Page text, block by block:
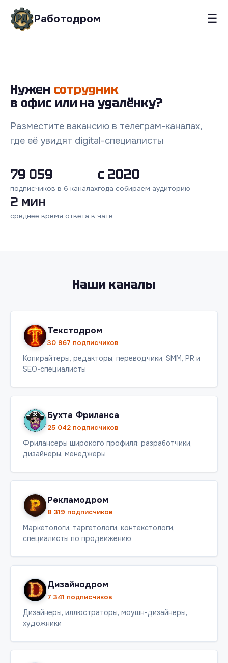
Работодром ☰
Нужен сотрудник
в офис или на удалёнку?
Разместите вакансию в телеграм-каналах,
где её увидят digital-специалисты
79 059
подписчиков в 6 каналах
с 2020
года собираем аудиторию
2 мин
среднее время ответа в чате
Наши каналы
Текстодром
30 967 подписчиков
Копирайтеры, редакторы, переводчики, SMM, PR и
SEO-специалисты
Бухта Фриланса
25 042 подписчиков
Фрилансеры широкого профиля: разработчики,
дизайнеры, менеджеры
Рекламодром
8 319 подписчиков
Маркетологи, таргетологи, контекстологи,
специалисты по продвижению
Дизайнодром
7 341 подписчиков
Дизайнеры, иллюстраторы, моушн-дизайнеры,
художники